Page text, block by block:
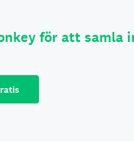
för att samla